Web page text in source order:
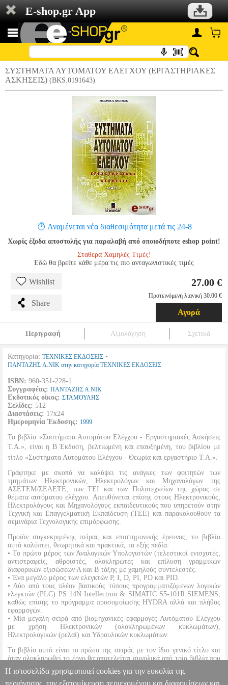
E-shop.gr App
ΣΥΣΤΗΜΑΤΑ ΑΥΤΟΜΑΤΟΥ ΕΛΕΓΧΟΥ (ΕΡΓΑΣΤΗΡΙΑΚΕΣ
ΑΣΚΗΣΕΙΣ) (BKS.0191643)
Αναμένεται νέα διαθεσιμότητα μετά τις 24-8
Χωρίς έξοδα αποστολής για παραλαβή από οποιοδήποτε eshop point!
Σταθερά Χαμηλές Τιμές!
Εδώ θα βρείτε κάθε μέρα τις πιο ανταγωνιστικές τιμές
Wishlist
Share
27.00 €
Προτεινόμενη λιανική 30.00 €
Αγορά
Περιγραφή Αξιολόγηση Σχετικά
Κατηγορία: ΤΕΧΝΙΚΕΣ ΕΚΔΟΣΕΙΣ •
ΠΑΝΤΑΖΗΣ Α.ΝΙΚ στην κατηγορία ΤΕΧΝΙΚΕΣ ΕΚΔΟΣΕΙΣ
ISBN: 960-351-228-1
Συγγραφέας: ΠΑΝΤΑΖΗΣ Α.ΝΙΚ
Εκδοτικός οίκος: ΣΤΑΜΟΥΛΗΣ
Σελίδες: 512
Διαστάσεις: 17x24
Ημερομηνία Έκδοσης: 1999
Το βιβλίο «Συστήματα Αυτομάτου Ελέγχου - Εργαστηριακές Ασκήσεις
Τ.Α.», είναι η Β Έκδοση, βελτιωμένη και επαυξημένη, του βιβλίου με
τίτλο «Συστήματα Αυτομάτου Ελέγχου - Θεωρία και εργαστήριο Τ.Α.».
Γράφτηκε με σκοπό να καλύψει τις ανάγκες των φοιτητών των
τμημάτων Ηλεκτρονικών, Ηλεκτρολόγων και Μηχανολόγων της
ΑΣΕΤΕΜ/ΣΕΛΕΤΕ, των ΤΕΙ και των Πολυτεχνείων της χώρας σε
θέματα αυτόματου ελέγχου. Απευθύνεται επίσης στους Ηλεκτρονικούς,
Ηλεκτρολόγους και Μηχανολόγους εκπαιδευτικούς που υπηρετούν στην
Τεχνική και Επαγγελματική Εκπαίδευση (ΤΕΕ) και παρακολουθούν τα
σεμινάρια Τεχνολογικής επιμόρφωσης.
Προϊόν συγκεκριμένης πείρας και επιστημονικής έρευνας, το βιβλίο
αυτό καλύπτει, θεωρητικά και πρακτικά, τα εξής πεδία:
• Το πρώτο μέρος των Αναλογικών Υπολογιστών (τελεστικοί ενισχυτές,
αντιστραφείς, αθροιστές, ολοκληρωτές και επίλυση γραμμικών
διαφορικών εξισώσεων Α και Β τάξης με χαμηλούς συντελεστές.
• Ένα μεγάλο μέρος των ελεγκτών P, I, D, PI, PD και PID.
• Δύο από τους πλέον βασικούς τύπους προγραμματιζόμενων λογικών
ελεγκτών (PLC) PS 14N Intellectron & SIMATIC S5-101R SIEMENS,
καθώς επίσης το πρόγραμμα προσομοίωσης HYDRA αλλά και πλήθος
εφαρμογών.
• Μία μεγάλη σειρά από βιομηχανικές εφαρμογές Αυτόματου Ελέγχου
με χρήση Ηλεκτρονικών (ολοκληρωμένων κυκλωμάτων),
Ηλεκτρολογικών (ρελαί) και Υδραυλικών κυκλωμάτων.
Το βιβλίο αυτό είναι το πρώτο της σειράς με τον ίδιο γενικό τίτλο και
όταν ολοκληρωθεί το έργο θα αποτελείται συνολικά από τρία βιβλία που
θα καλύψουν, ένα σημαντικό μέρος από το ευρύτατο πεδίο των
Συστημάτων Αυτομάτου Ελέγχου.
Η ιστοσελίδα χρησιμοποιεί cookies για την ευκολία της
περιήγησης, την εξατομίκευση περιεχομένου και διαφημίσεων και